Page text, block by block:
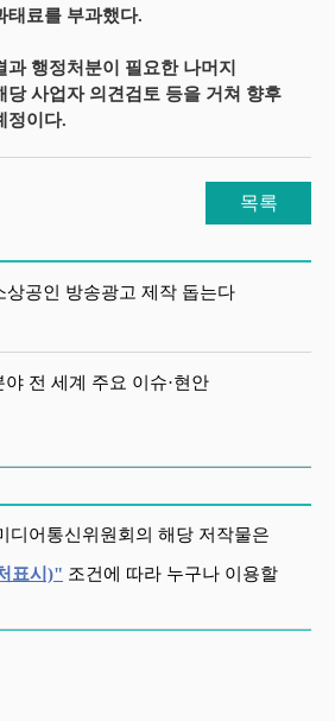
태료를 부과했다.
행정처분이 필요한 나머지
당 사업자 의견검토 등을 거쳐 향후
정이다.
목록
상공인 방송광고 제작 돕는다
야 전 세계 주요 이슈·현안
디어통신위원회의 해당 저작물은
표시)" 조건에 따라 누구나 이용할